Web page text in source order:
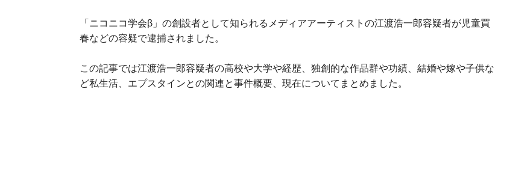
「ニコニコ学会β 」の創設者として知られるメディアアーティストの江渡浩一郎容疑者が児童買
春などの容疑で逮捕されました。
この記事では江渡浩一郎容疑者の高校や大学や経歴、独創的な作品群や功績、結婚や嫁や子供な
ど私生活、エプスタインとの関連と事件概要、現在についてまとめました。